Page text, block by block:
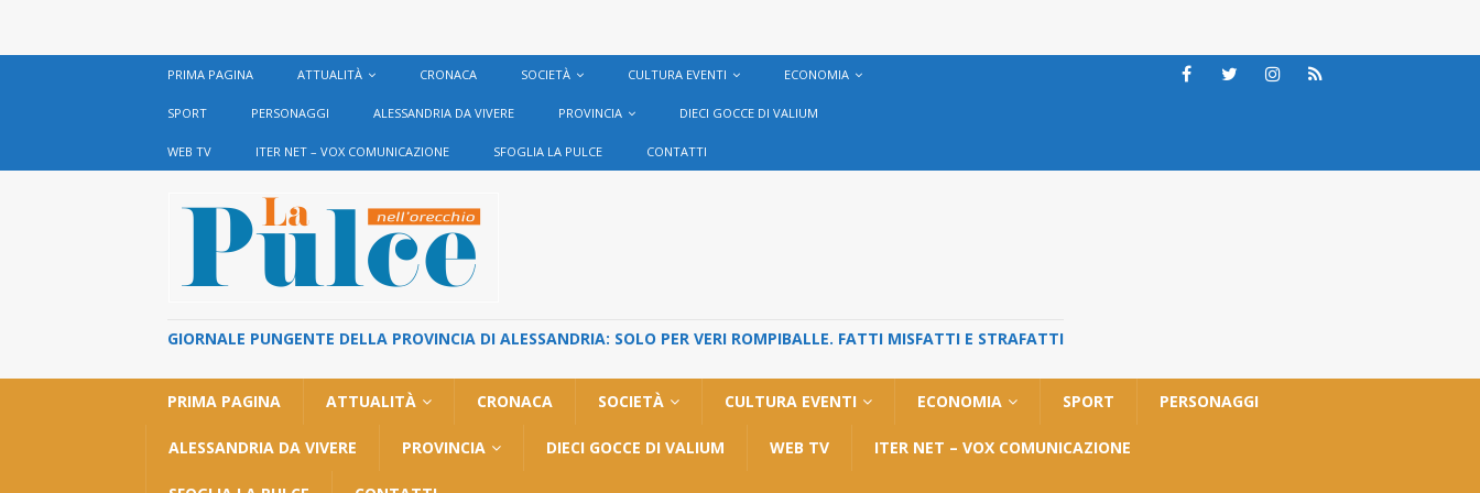
PRIMA PAGINA ATTUALITÀ CRONACA SOCIETÀ CULTURA EVENTI ECONOMIA
SPORT PERSONAGGI ALESSANDRIA DA VIVERE PROVINCIA DIECI GOCCE DI VALIUM
WEB TV ITER NET – VOX COMUNICAZIONE SFOGLIA LA PULCE CONTATTI
GIORNALE PUNGENTE DELLA PROVINCIA DI ALESSANDRIA: SOLO PER VERI ROMPIBALLE. FATTI MISFATTI E STRAFATTI
PRIMA PAGINA ATTUALITÀ CRONACA SOCIETÀ CULTURA EVENTI ECONOMIA SPORT PERSONAGGI
ALESSANDRIA DA VIVERE PROVINCIA DIECI GOCCE DI VALIUM WEB TV ITER NET – VOX COMUNICAZIONE